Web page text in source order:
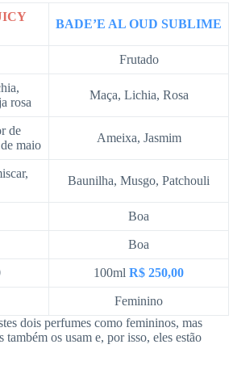
BADE’E AL OUD SUBLIME
Frutado
rosa
Maça, Lichia, Rosa
de
maio
Ameixa, Jasmim
Baunilha, Musgo, Patchouli
Boa
Boa
100ml R$ 250,00
Feminino
dois perfumes como femininos, mas
os usam e, por isso, eles estão